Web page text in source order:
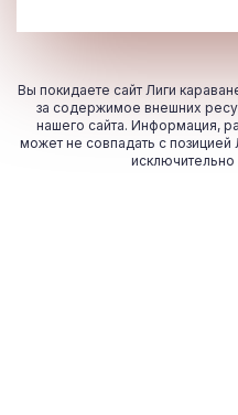
Вы покидаете сайт Лиги
за содержимое внешних
нашего сайта. Информация,
может не совпадать с
исключительно